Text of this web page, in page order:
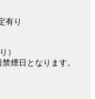
有り
）
煙日となります。